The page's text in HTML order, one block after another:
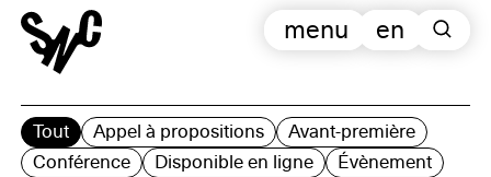
en
menu
Tout Appel à propositions
Avant-première
Conférence
Disponible en ligne
Évènement